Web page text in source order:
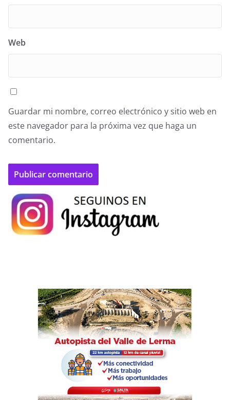
Web
Guardar mi nombre, correo electrónico y sitio web en
este navegador para la próxima vez que haga un
comentario.